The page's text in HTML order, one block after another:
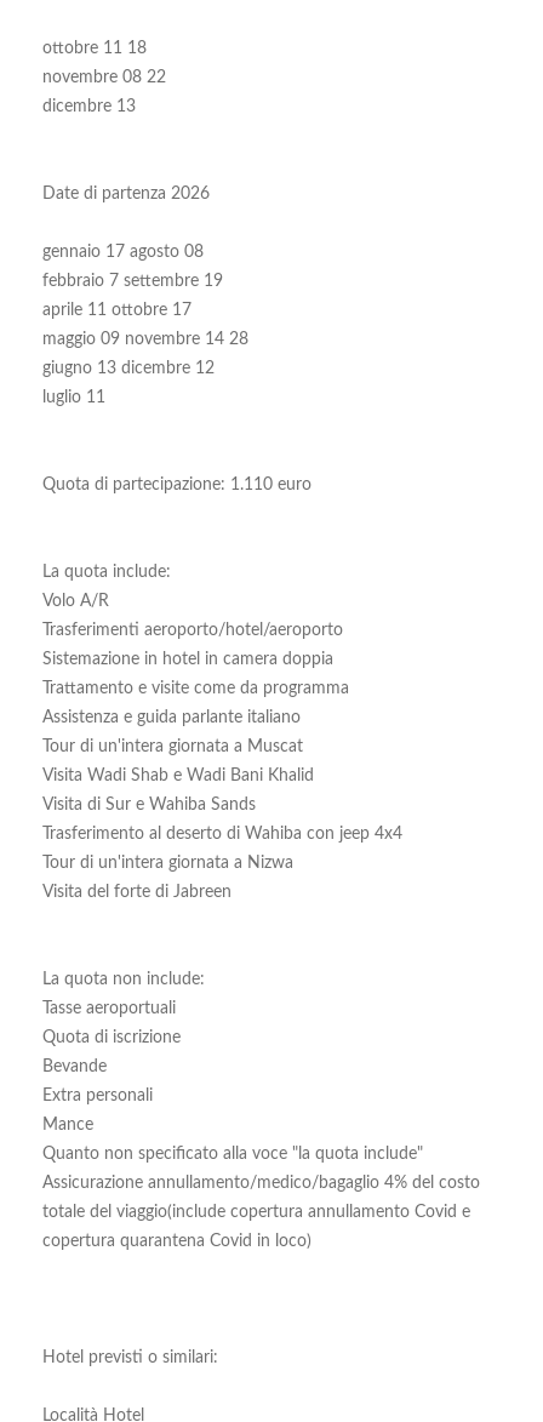
ottobre 11 18
novembre 08 22
dicembre 13
Date di partenza 2026
gennaio 17 agosto 08
febbraio 7 settembre 19
aprile 11 ottobre 17
maggio 09 novembre 14 28
giugno 13 dicembre 12
luglio 11
Quota di partecipazione: 1.110 euro
La quota include:
Volo A/R
Trasferimenti aeroporto/hotel/aeroporto
Sistemazione in hotel in camera doppia
Trattamento e visite come da programma
Assistenza e guida parlante italiano
Tour di un'intera giornata a Muscat
Visita Wadi Shab e Wadi Bani Khalid
Visita di Sur e Wahiba Sands
Trasferimento al deserto di Wahiba con jeep 4x4
Tour di un'intera giornata a Nizwa
Visita del forte di Jabreen
La quota non include:
Tasse aeroportuali
Quota di iscrizione
Bevande
Extra personali
Mance
Quanto non specificato alla voce "la quota include"
Assicurazione annullamento/medico/bagaglio 4% del costo
totale del viaggio(include copertura annullamento Covid e
copertura quarantena Covid in loco)
Hotel previsti o similari:
Località Hotel